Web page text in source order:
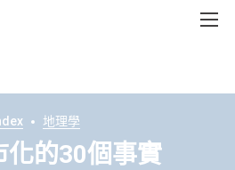
地理學
化的30個事實